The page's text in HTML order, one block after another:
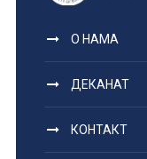
О НАМА
ДЕКАНАТ
КОНТАКТ